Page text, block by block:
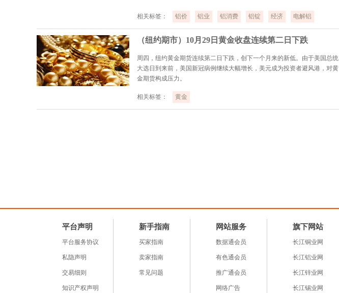
相关标签： 铝价 铝业 铝消费 铝锭 经济 电解铝
（纽约期市）10月29日黄金收盘连续第二日下跌
周四，纽约黄金期货连续第二日下跌，创下一个月来的新低。由于美国总统
大选日到来前，美国新冠病例继续大幅增长，美元成为投资者避风港，对黄
金期货构成压力。
相关标签： 黄金
平台声明
平台服务协议
私隐声明
交易细则
知识产权声明
新手指南
买家指南
卖家指南
常见问题
网站服务
数据通会员
有色通会员
推广通会员
网络广告
旗下网站
长江铜业网
长江铝业网
长江锌业网
长江锡业网